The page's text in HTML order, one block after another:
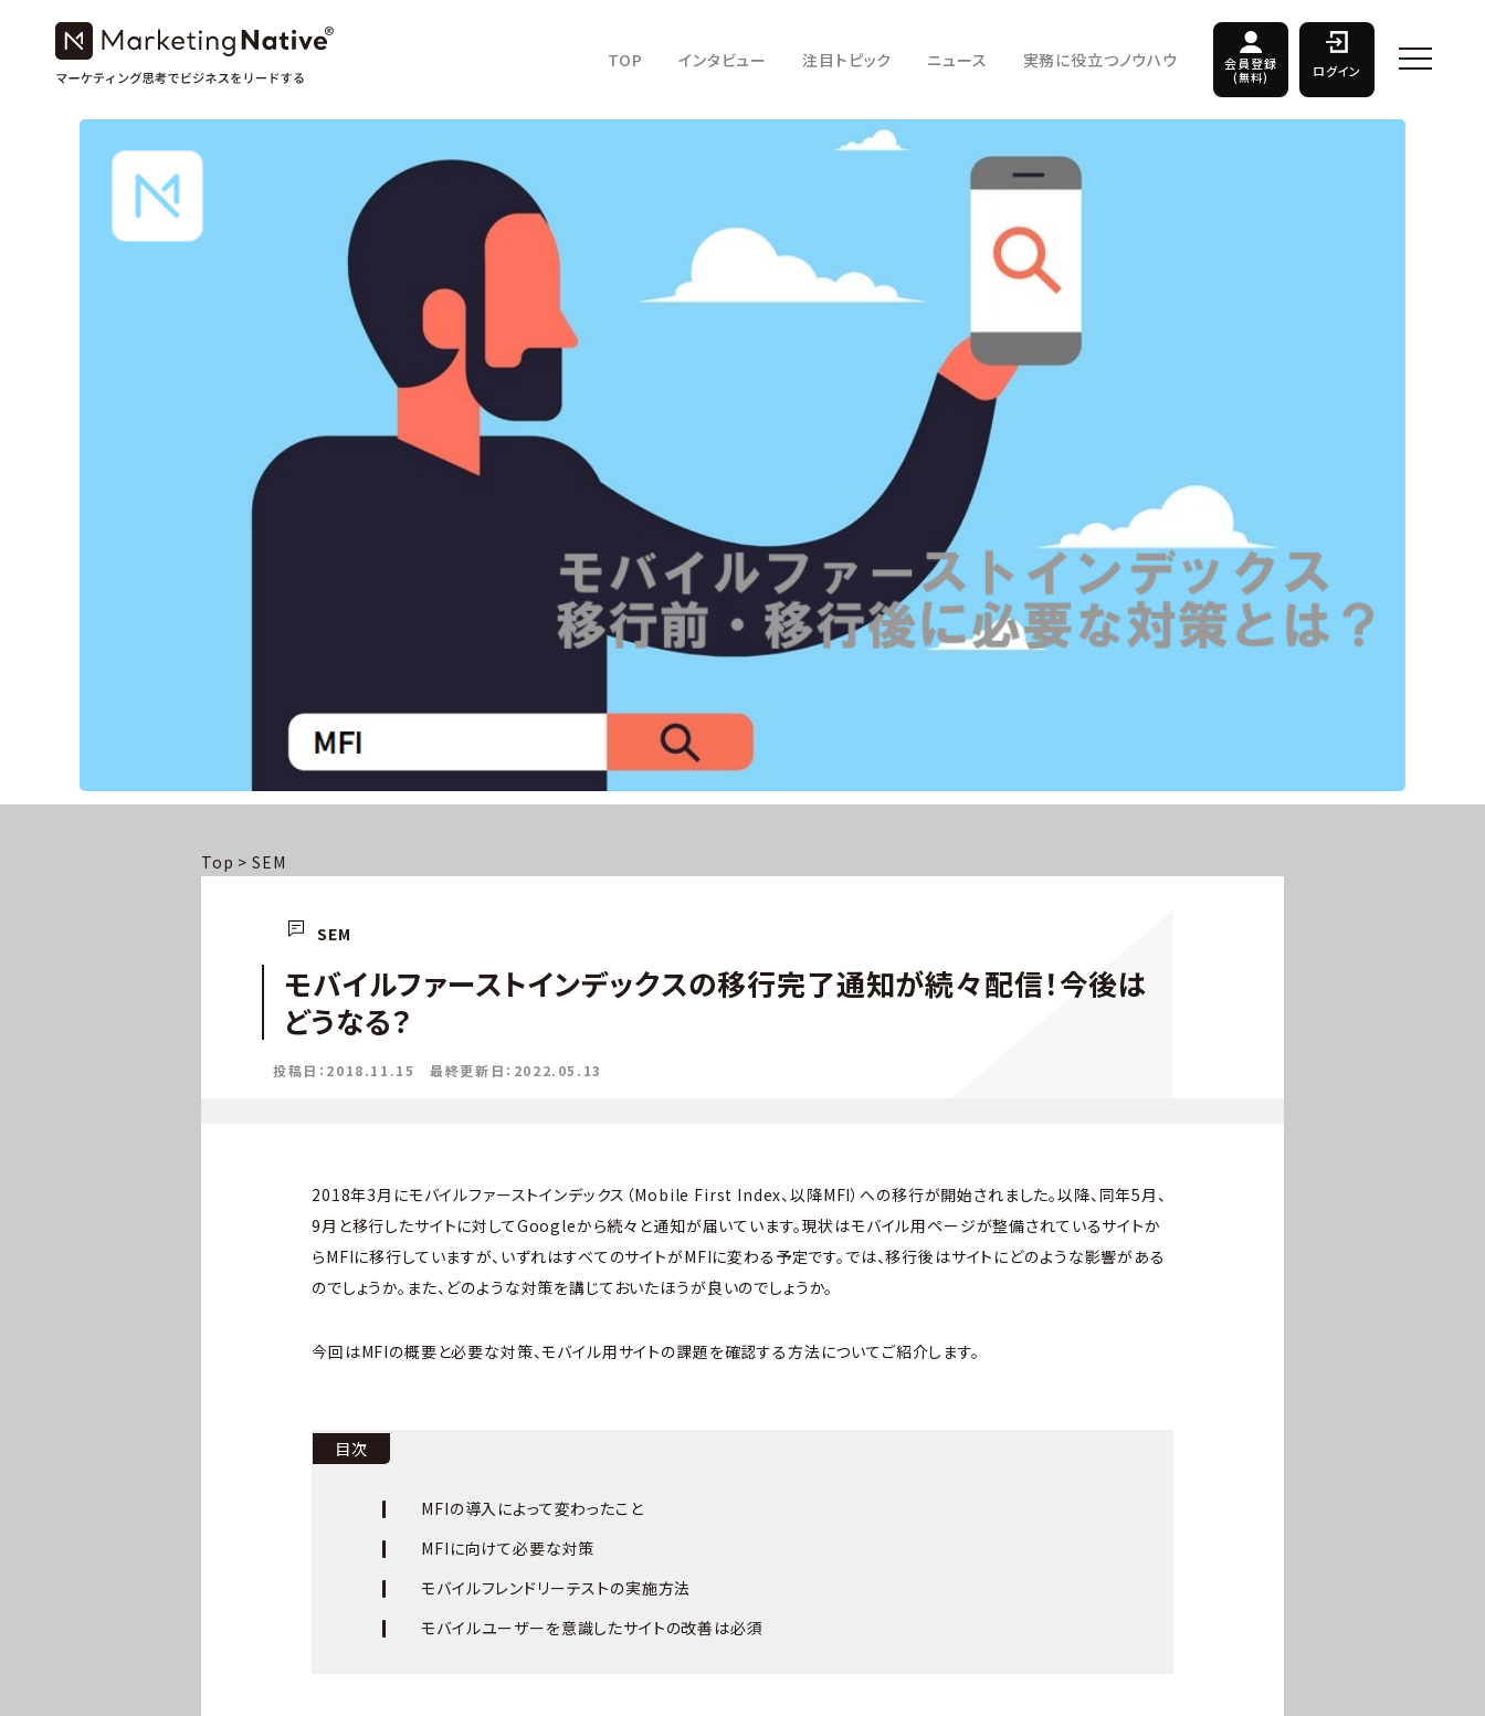
TOP インタビュー 注目トピック ニュース 実務に役立つノウハウ 会員登録
(無料) ログイン
Top >SEM
SEM
モバイルファーストインデックスの移行完了通知が続々配信！今後は
どうなる？
投稿日：2018.11.15 最終更新日：2022.05.13
2018年3月にモバイルファーストインデックス（Mobile First Index、以降MFI）への移行が開始されました。以降、同年5月、
9月と移行したサイトに対してGoogleから続々と通知が届いています。現状はモバイル用ページが整備されているサイトか
らMFIに移行していますが、いずれはすべてのサイトがMFIに変わる予定です。では、移行後はサイトにどのような影響がある
のでしょうか。また、どのような対策を講じておいたほうが良いのでしょうか。
今回はMFIの概要と必要な対策、モバイル用サイトの課題を確認する方法についてご紹介します。
目次
MFIの導入によって変わったこと
MFIに向けて必要な対策
モバイルフレンドリーテストの実施方法
モバイルユーザーを意識したサイトの改善は必須